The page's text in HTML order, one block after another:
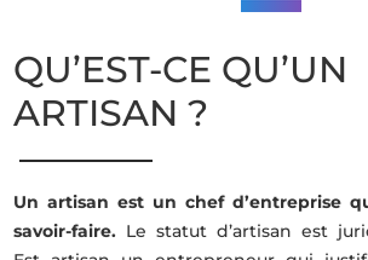
QU’EST-CE QU’UN
ARTISAN ?
Un artisan est un chef d’entreprise
savoir-faire. Le statut d’artisan est